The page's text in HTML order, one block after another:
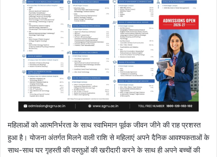
महिलाओं को आत्मनिर्भरता के साथ स्वाभिमान पूर्वक जीवन जीने की राह प्रशस्त
हुआ है। योजना अंतर्गत मिलने वाली राशि से महिलाएं अपने दैनिक आवश्यकताओं के
साथ-साथ घर गृहस्ती की वस्तुओं की खरीदारी करने के साथ ही अपने बच्चों की